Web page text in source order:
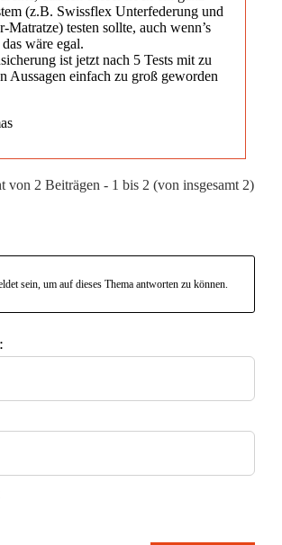
(z.B. Swissflex Unterfederung und
Matratze) testen sollte, auch wenn’s
wäre egal.
ist jetzt nach 5 Tests mit zu
Aussagen einfach zu groß geworden
von 2 Beiträgen - 1 bis 2 (von insgesamt 2)
sein, um auf dieses Thema antworten zu können.